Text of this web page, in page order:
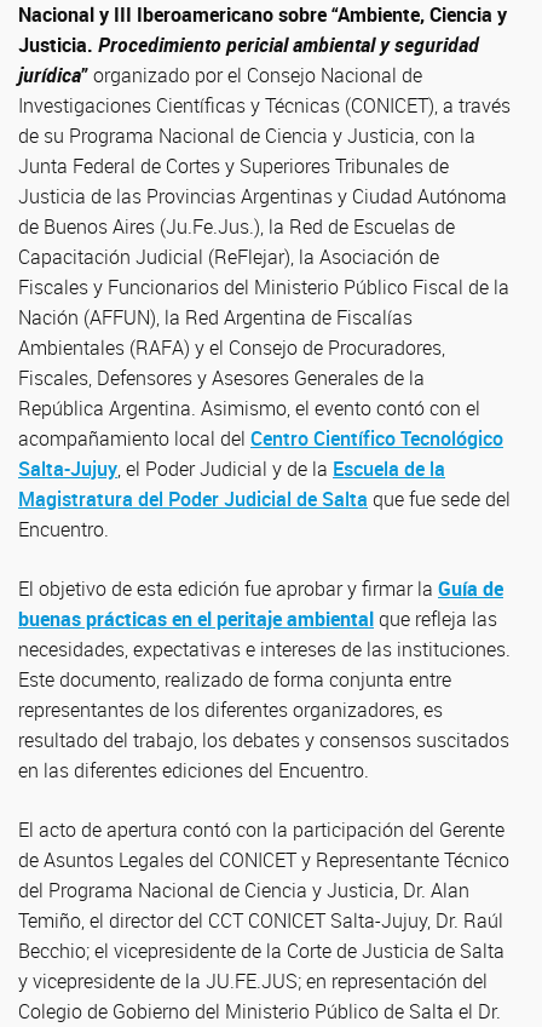
Nacional y III Iberoamericano sobre “Ambiente, Ciencia y
Justicia. Procedimiento pericial ambientaly seguridad
jurídica”organizado por el Consejo Nacional de
Investigaciones Científicas y Técnicas (CONICET), a través
de su Programa Nacional de Ciencia y Justicia, con la
Junta Federal de Cortes y Superiores Tribunales de
Justicia de las Provincias Argentinas y Ciudad Autónoma
de Buenos Aires (Ju.Fe.Jus.), la Red de Escuelas de
Capacitación Judicial (ReFlejar), la Asociación de
Fiscales y Funcionarios del Ministerio Público Fiscal de la
Nación (AFFUN), la Red Argentina de Fiscalías
Ambientales (RAFA) y el Consejo de Procuradores,
Fiscales, Defensores y Asesores Generales de la
República Argentina. Asimismo, el evento contó con el
acompañamiento local del Centro Científico Tecnológico
Salta-Jujuy, el Poder Judicial y de la Escuela de la
Magistratura del Poder Judicial de Salta que fue sede del
Encuentro.
El objetivo de esta edición fue aprobar y firmar la Guía de
buenas prácticas en el peritaje ambientalque refleja las
necesidades, expectativas e intereses de las instituciones.
Este documento, realizado de forma conjunta entre
representantes de los diferentes organizadores, es
resultado del trabajo, los debates y consensos suscitados
en las diferentes ediciones del Encuentro.
El acto de apertura contó con la participación del Gerente
de Asuntos Legales del CONICET y Representante Técnico
del Programa Nacional de Ciencia y Justicia, Dr. Alan
Temiño, el director del CCT CONICET Salta-Jujuy, Dr. Raúl
Becchio; el vicepresidente de la Corte de Justicia de Salta
y vicepresidente de la JU.FE.JUS; en representación del
Colegio de Gobierno del Ministerio Público de Salta el Dr.